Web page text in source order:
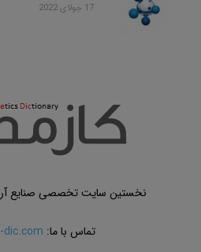
17 جولای 2022
نخستین سایت تخصصی صنایع
تماس با ما: dic.com